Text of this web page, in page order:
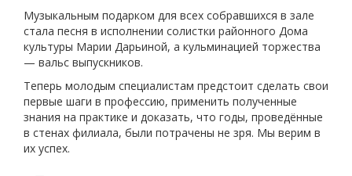
Музыкальным подарком для всех собравшихся в зале
стала песня в исполнении солистки районного Дома
культуры Марии Дарьиной, а кульминацией торжества
— вальс выпускников.
Теперь молодым специалистам предстоит сделать свои
первые шаги в профессию, применить полученные
знания на практике и доказать, что годы, проведённые
в стенах филиала, были потрачены не зря. Мы верим в
их успех.